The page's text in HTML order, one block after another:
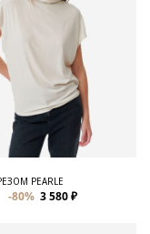
PEARLE
-80% 3 580 ₽